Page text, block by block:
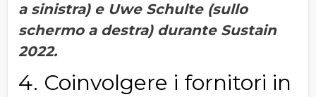
a sinistra) e Uwe Schulte (sullo
schermo a destra) durante Sustain
2022.
4. Coinvolgere i fornitori in